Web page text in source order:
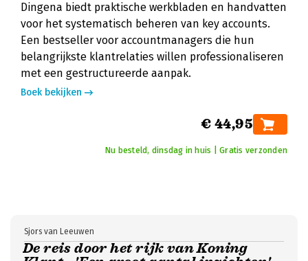
Dingena biedt praktische werkbladen en handvatten
voor het systematisch beheren van key accounts.
Een bestseller voor accountmanagers die hun
belangrijkste klantrelaties willen professionaliseren
met een gestructureerde aanpak.
Boek bekijken
€ 44,95
Nu besteld, dinsdag in huis | Gratis verzonden
De reis door het rijk van Koning
Sjors van Leeuwen